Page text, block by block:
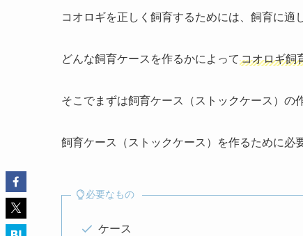
コオロギを正しく飼育するためには、 飼育に適
どんな飼育ケースを作るかによって コオロギ飼
そこでまずは飼育ケース（ストックケース）の
飼育ケース（ストックケース）を作るために必
必要なもの
ケース